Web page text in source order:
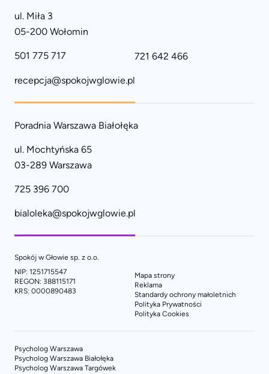
ul. Miła 3
05-200 Wołomin
501 775 717 721 642 466
recepcja@spokojwglowie.pl
Poradnia Warszawa Białołęka
ul. Mochtyńska 65
03-289 Warszawa
725 396 700
bialoleka@spokojwglowie.pl
Spokój w Głowie sp. z o.o.
NIP: 1251715547
REGON: 388115171
KRS: 0000890483
Mapa strony
Reklama
Standardy ochrony małoletnich
Polityka Prywatności
Polityka Cookies
Psycholog Warszawa
Psycholog Warszawa Białołęka
Psycholog Warszawa Targówek